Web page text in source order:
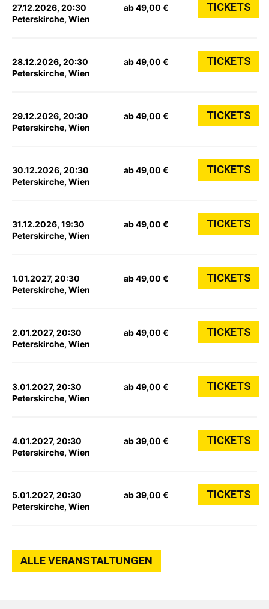
27.12.2026, 20:30
Peterskirche, Wien
ab 49,00 € TICKETS
28.12.2026, 20:30
Peterskirche, Wien
ab 49,00 € TICKETS
29.12.2026, 20:30
Peterskirche, Wien
ab 49,00 € TICKETS
30.12.2026, 20:30
Peterskirche, Wien
ab 49,00 € TICKETS
31.12.2026, 19:30
Peterskirche, Wien
ab 49,00 € TICKETS
1.01.2027, 20:30
Peterskirche, Wien
ab 49,00 € TICKETS
2.01.2027, 20:30
Peterskirche, Wien
ab 49,00 € TICKETS
3.01.2027, 20:30
Peterskirche, Wien
ab 49,00 € TICKETS
4.01.2027, 20:30
Peterskirche, Wien
ab 39,00 € TICKETS
5.01.2027, 20:30
Peterskirche, Wien
ab 39,00 € TICKETS
ALLE VERANSTALTUNGEN